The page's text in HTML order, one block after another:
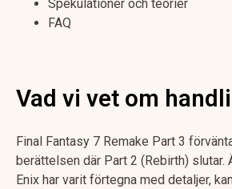
Spekulationer och teorier
FAQ
Vad vi vet om
Final Fantasy 7 Remake Part 3
berättelsen där Part 2 (Rebirth) slutar.
Enix har varit förtegna med detaljer,